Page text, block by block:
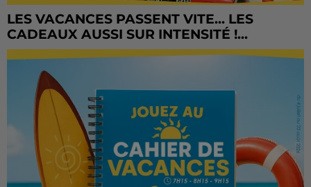
LES VACANCES PASSENT VITE... LES
CADEAUX AUSSI SUR INTENSITÉ !...